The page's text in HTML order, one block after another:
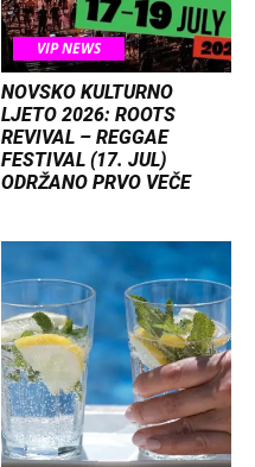
VIP NEWS
NOVSKO KULTURNO
LJETO 2026: ROOTS
REVIVAL – REGGAE
FESTIVAL (17. JUL)
ODRŽANO PRVO VEČE